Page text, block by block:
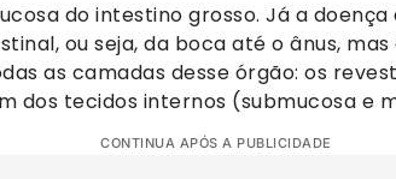
do intestino grosso. Já a
ou seja, da boca até o ânus,
as camadas desse órgão: os
dos tecidos internos (submucosa e
CONTINUA APÓS A PUBLICIDADE